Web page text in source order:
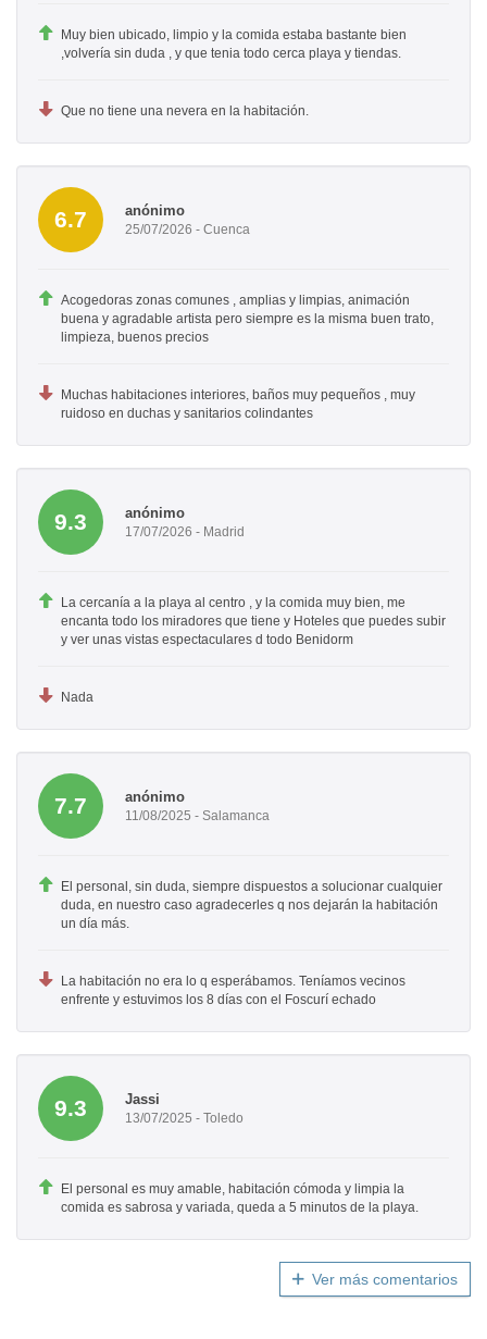
Muy bien ubicado, limpio y la comida estaba bastante bien
,volvería sin duda , y que tenia todo cerca playa y tiendas.
Que no tiene una nevera en la habitación.
6.7 anónimo
25/07/2026 - Cuenca
Acogedoras zonas comunes , amplias y limpias, animación
buena y agradable artista pero siempre es la misma buen trato,
limpieza, buenos precios
Muchas habitaciones interiores, baños muy pequeños , muy
ruidoso en duchas y sanitarios colindantes
9.3 anónimo
17/07/2026 - Madrid
La cercanía a la playa al centro , y la comida muy bien, me
encanta todo los miradores que tiene y Hoteles que puedes subir
y ver unas vistas espectaculares d todo Benidorm
Nada
7.7 anónimo
11/08/2025 - Salamanca
El personal, sin duda, siempre dispuestos a solucionar cualquier
duda, en nuestro caso agradecerles q nos dejarán la habitación
un día más.
La habitación no era lo q esperábamos. Teníamos vecinos
enfrente y estuvimos los 8 días con el Foscurí echado
9.3 Jassi
13/07/2025 - Toledo
El personal es muy amable, habitación cómoda y limpia la
comida es sabrosa y variada, queda a 5 minutos de la playa.
Ver más comentarios